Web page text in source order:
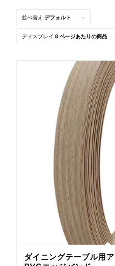
並べ替え デフォルト
ディスプレイ 8 ページあたりの商品
ダイニングテーブル用